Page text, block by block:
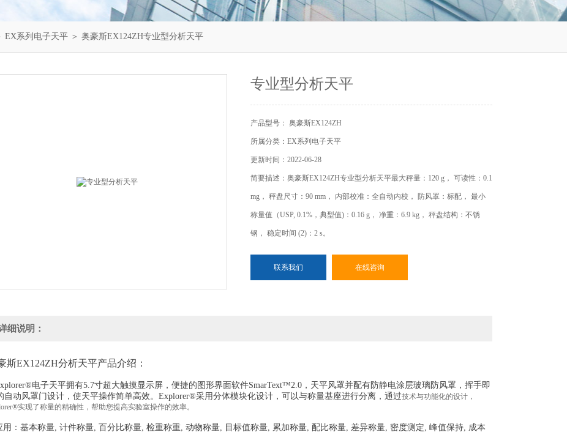
EX系列电子天平 ＞ 奥豪斯EX124ZH专业型分析天平
专业型分析天平
产品型号： 奥豪斯EX124ZH
所属分类：EX系列电子天平
更新时间：2022-06-28
简要描述：奥豪斯EX124ZH专业型分析天平最大秤量：120 g， 可读性：0.1
mg， 秤盘尺寸：90 mm， 内部校准：全自动内校， 防风罩：标配， 最小
称量值（USP, 0.1%，典型值)：0.16 g， 净重：6.9 kg， 秤盘结构：不锈
钢， 稳定时间 (2)：2 s。
联系我们 在线咨询
细说明：
斯EX124ZH分析天平产品介绍：
电子天平拥有5.7寸超大触摸显示屏，便捷的图形界面软件SmarText™2.0，天平风罩并配有防静电涂层玻璃防风罩，挥手即
自动风罩门设计，使天平操作简单高效。Explorer®采用分体模块化设计，可以与称量基座进行分离，通过技术与功能化的设计，
实现了称量的精确性，帮助您提高实验室操作的效率。
：基本称量, 计件称量, 百分比称量, 检重称重, 动物称量, 目标值称量, 累加称量, 配比称量, 差异称量, 密度测定, 峰值保持, 成本